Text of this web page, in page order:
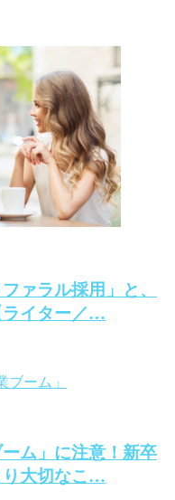
ァラル採用」と、
ライター／…
ム」に注意！新卒
り大切なこ…